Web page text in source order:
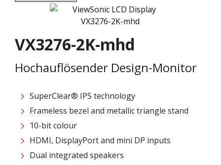
VX3276-2K-mhd
Hochauflösender Design-Monitor
SuperClear® IPS technology
Frameless bezel and metallic triangle stand
10-bit colour
HDMI, DisplayPort and mini DP inputs
Dual integrated speakers